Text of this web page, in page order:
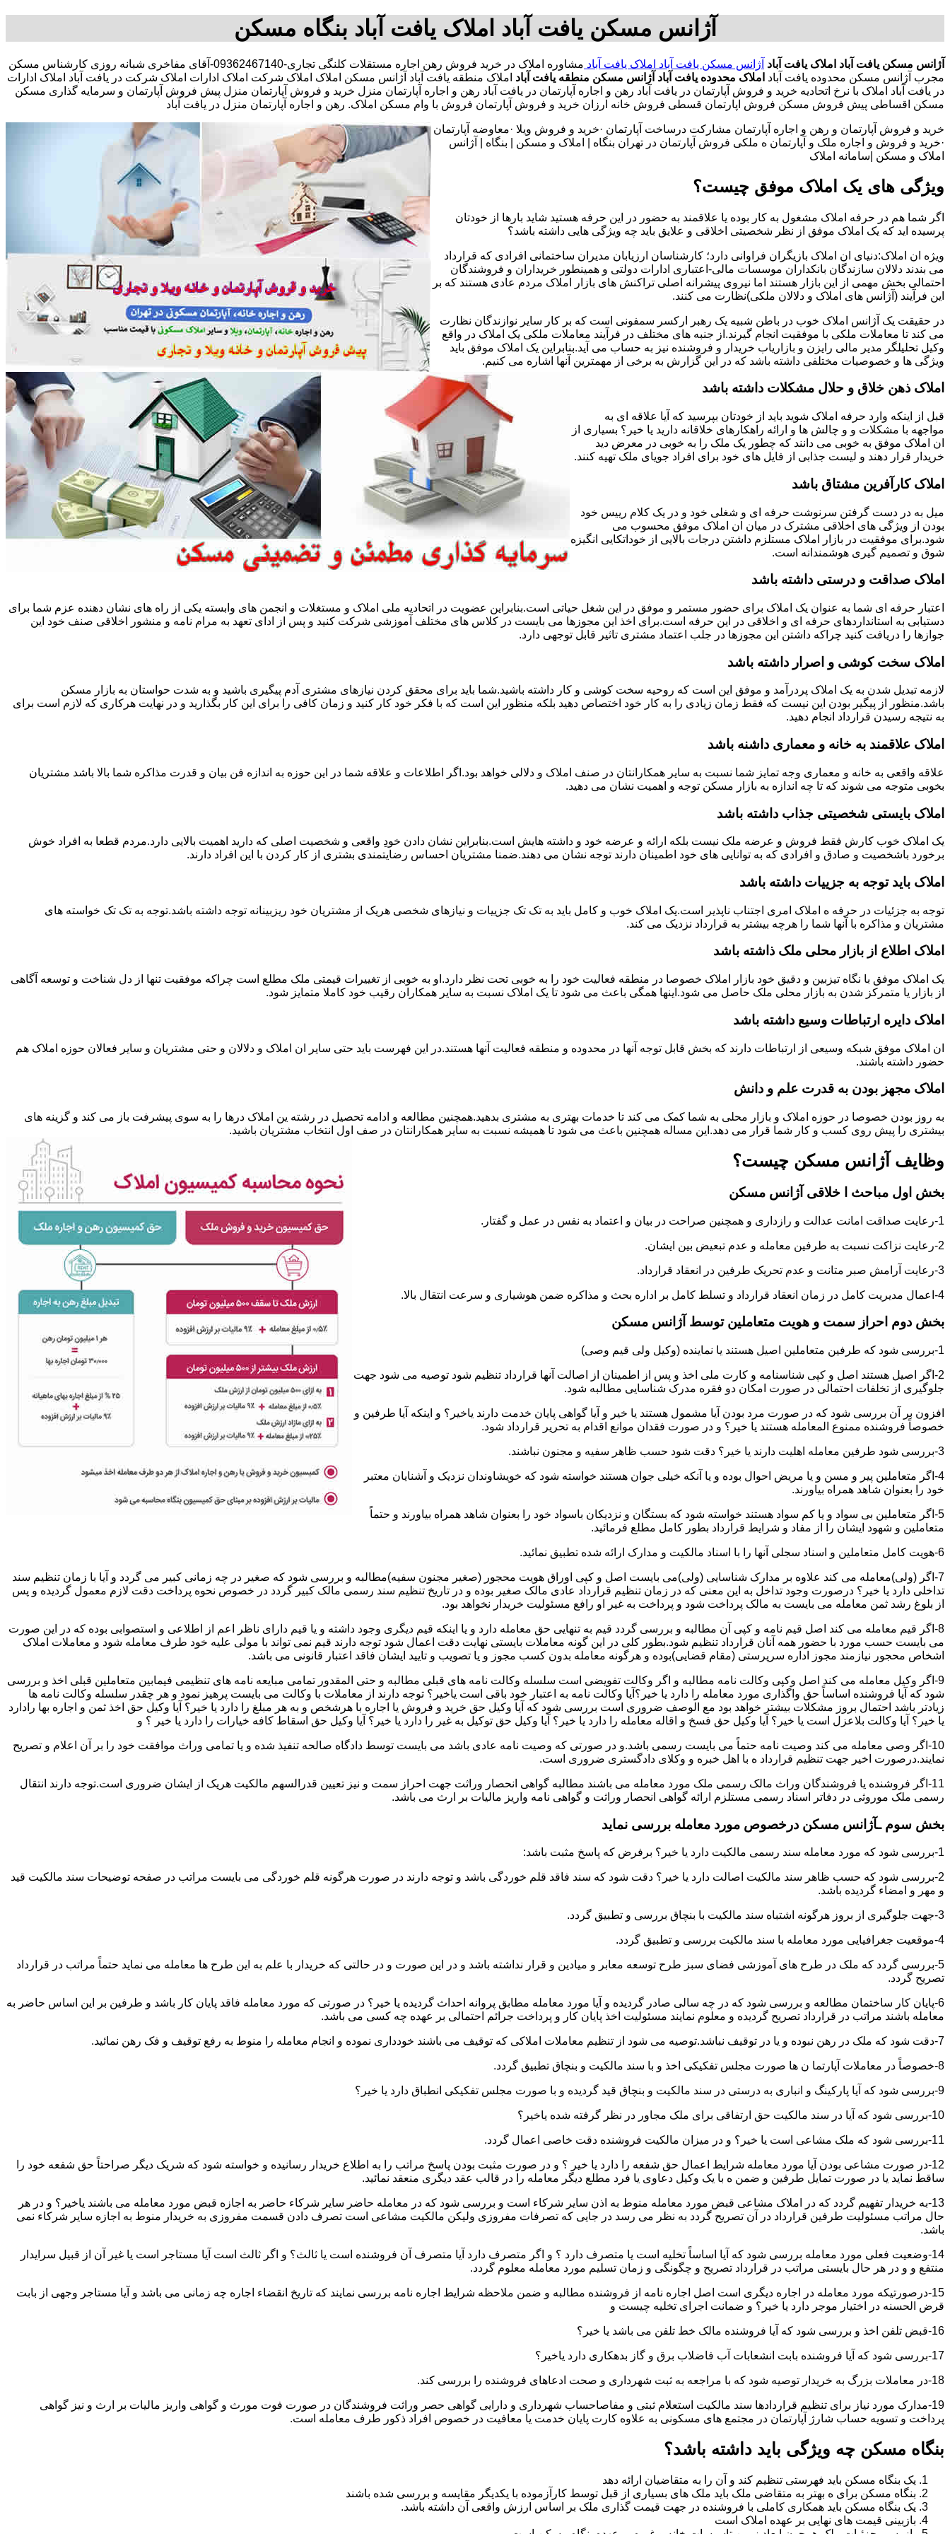
آژانس مسکن یافت آباد املاک یافت آباد بنگاه مسکن
آژانس مسکن یافت آباد املاک یافت آباد آژانس مسکن یافت آباد املاک یافت آباد
مشاوره املاک در خرید فروش رهن اجاره مستقلات کلنگی تجاری-09362467140-آقای مفاخری شبانه روزی کارشناس مسکن
مجرب آژانس مسکن محدوده یافت آباد املاک محدوده یافت آباد آژانس مسکن منطقه یافت آباد املاک منطقه یافت آباد آژانس مسکن املاک املاک شرکت املاک ادارات املاک شرکت در یافت آباد املاک ادارات
در یافت آباد املاک با نرخ اتحادیه خرید و فروش آپارتمان در یافت آباد رهن و اجاره آپارتمان در یافت آباد رهن و اجاره آپارتمان منزل خرید و فروش آپارتمان منزل پیش فروش آپارتمان و سرمایه گذاری مسکن
مسکن اقساطی پیش فروش مسکن فروش اپارتمان قسطی فروش خانه ارزان خرید و فروش آپارتمان فروش با وام مسکن املاک. رهن و اجاره آپارتمان منزل در یافت آباد
خرید و فروش آپارتمان و رهن و اجاره آپارتمان مشارکت درساخت آپارتمان ·خرید و فروش ویلا ·معاوضه آپارتمان
·خرید و فروش و اجاره ملک و آپارتمان ه ملکی فروش آپارتمان در تهران بنگاه | املاک و مسکن | بنگاه | آژانس
املاک و مسکن |سامانه املاک
ویژگی های یک املاک موفق چیست؟
اگر شما هم در حرفه املاک مشغول به کار بوده یا علاقمند به حضور در این حرفه هستید شاید بارها از خودتان
پرسیده اید که یک املاک موفق از نظر شخصیتی اخلاقی و علایق باید چه ویژگی هایی داشته باشد؟
ویژه ان املاک:دنیای ان املاک بازیگران فراوانی دارد؛ کارشناسان ارزیابان مدیران ساختمانی افرادی که قرارداد
می بندند دلالان سازندگان بانکداران موسسات مالی-اعتباری ادارات دولتی و همینطور خریداران و فروشندگان
احتمالی بخش مهمی از این بازار هستند اما نیروی پیشرانه اصلی تراکنش های بازار املاک مردم عادی هستند که بر
این فرآیند (آژانس های املاک و دلالان ملکی)نظارت می کنند.
در حقیقت یک آژانس املاک خوب در باطن شبیه یک رهبر ارکسر سمفونی است که بر کار سایر نوازندگان نظارت
می کند تا معاملات ملکی با موفقیت انجام گیرند.از جنبه های مختلف در فرآیند معاملات ملکی یک املاک در واقع
وکیل تحلیلگر مدیر مالی رایزن و بازاریاب خریدار و فروشنده نیز به حساب می آید.بنابراین یک املاک موفق باید
ویژگی ها و خصوصیات مختلفی داشته باشد که در این گزارش به برخی از مهمترین آنها اشاره می کنیم.
املاک ذهن خلاق و حلال مشکلات داشته باشد
قبل از اینکه وارد حرفه املاک شوید باید از خودتان بپرسید که آیا علاقه ای به
مواجهه با مشکلات و و چالش ها و ارائه راهکارهای خلاقانه دارید یا خیر؟ بسیاری از
ان املاک موفق به خوبی می دانند که چطور یک ملک را به خوبی در معرض دید
خریدار قرار دهند و لیست جذابی از فایل های خود برای افراد جویای ملک تهیه کنند.
املاک کارآفرین مشتاق باشد
میل به در دست گرفتن سرنوشت حرفه ای و شغلی خود و در یک کلام رییس خود
بودن از ویژگی های اخلاقی مشترک در میان ان املاک موفق محسوب می
شود.برای موفقیت در بازار املاک مستلزم داشتن درجات بالایی از خوداتکایی انگیزه
شوق و تصمیم گیری هوشمندانه است.
املاک صداقت و درستی داشته باشد
اعتبار حرفه ای شما به عنوان یک املاک برای حضور مستمر و موفق در این شغل حیاتی است.بنابراین عضویت در اتحادیه ملی املاک و مستغلات و انجمن های وابسته یکی از راه های نشان دهنده عزم شما برای
دستیابی به استانداردهای حرفه ای و اخلاقی در این حرفه است.برای اخذ این مجوزها می بایست در کلاس های مختلف آموزشی شرکت کنید و پس از ادای تعهد به مرام نامه و منشور اخلاقی صنف خود این
جوازها را دریافت کنید چراکه داشتن این مجوزها در جلب اعتماد مشتری تاثیر قابل توجهی دارد.
املاک سخت کوشی و اصرار داشته باشد
لازمه تبدیل شدن به یک املاک پردرآمد و موفق این است که روحیه سخت کوشی و کار داشته باشید.شما باید برای محقق کردن نیازهای مشتری آدم پیگیری باشید و به شدت حواستان به بازار مسکن
باشد.منظور از پیگیر بودن این نیست که فقط زمان زیادی را به کار خود اختصاص دهید بلکه منظور این است که با فکر خود کار کنید و زمان کافی را برای این کار بگذارید و در نهایت هرکاری که لازم است برای
به نتیجه رسیدن قرارداد انجام دهید.
املاک علاقمند به خانه و معماری داشنه باشد
علاقه واقعی به خانه و معماری وجه تمایز شما نسبت به سایر همکارانتان در صنف املاک و دلالی خواهد بود.اگر اطلاعات و علاقه شما در این حوزه به اندازه فن بیان و قدرت مذاکره شما بالا باشد مشتریان
بخوبی متوجه می شوند که تا چه اندازه به بازار مسکن توجه و اهمیت نشان می دهید.
املاک بایستی شخصیتی جذاب داشته باشد
یک املاک خوب کارش فقط فروش و عرضه ملک نیست بلکه ارائه و عرضه خود و داشته هایش است.بنابراین نشان دادن خودِ واقعی و شخصیت اصلی که دارید اهمیت بالایی دارد.مردم قطعا به افراد خوش
برخورد باشخصیت و صادق و افرادی که به توانایی های خود اطمینان دارند توجه نشان می دهند.ضمنا مشتریان احساس رضایتمندی بشتری از کار کردن با این افراد دارند.
املاک باید توجه به جزییات داشته باشد
توجه به جزئیات در حرفه ه املاک امری اجتناب ناپذیر است.یک املاک خوب و کامل باید به تک تک جزییات و نیازهای شخصی هریک از مشتریان خود ریزبینانه توجه داشته باشد.توجه به تک تک خواسته های
مشتریان و مذاکره با آنها شما را هرچه بیشتر به قرارداد نزدیک می کند.
املاک اطلاع از بازار محلی ملک ذاشته باشد
یک املاک موفق با نگاه تیزبین و دقیق خود بازار املاک خصوصا در منطقه فعالیت خود را به خوبی تحت نظر دارد.او به خوبی از تغییرات قیمتی ملک مطلع است چراکه موفقیت تنها از دل شناخت و توسعه آگاهی
از بازار یا متمرکز شدن به بازار محلی ملک حاصل می شود.اینها همگی باعث می شود تا یک املاک نسبت به سایر همکاران رقیب خود کاملا متمایز شود.
املاک دایره ارتباطات وسیع داشته باشد
ان املاک موفق شبکه وسیعی از ارتباطات دارند که بخش قابل توجه آنها در محدوده و منطقه فعالیت آنها هستند.در این فهرست باید حتی سایر ان املاک و دلالان و حتی مشتریان و سایر فعالان حوزه املاک هم
حضور داشته باشند.
املاک مجهز بودن به قدرت علم و دانش
به روز بودن خصوصا در حوزه املاک و بازار محلی به شما کمک می کند تا خدمات بهتری به مشتری بدهید.همچنین مطالعه و ادامه تحصیل در رشته ین املاک درها را به سوی پیشرفت باز می کند و گزینه های
بیشتری را پیش روی کسب و کار شما قرار می دهد.این مساله همچنین باعث می شود تا همیشه نسبت به سایر همکارانتان در صف اول انتخاب مشتریان باشید.
وظایف آژانس مسکن چیست؟
بخش اول مباحث ا خلاقی آژانس مسکن
1-رعایت صداقت امانت عدالت و رازداری و همچنین صراحت در بیان و اعتماد به نفس در عمل و گفتار.
2-رعایت نزاکت نسبت به طرفین معامله و عدم تبعیض بین ایشان.
3-رعایت آرامش صبر متانت و عدم تحریک طرفین در انعقاد قرارداد.
4-اعمال مدیریت کامل در زمان انعقاد قرارداد و تسلط کامل بر اداره بحث و مذاکره ضمن هوشیاری و سرعت انتقال بالا.
بخش دوم احراز سمت و هویت متعاملین توسط آژانس مسکن
1-بررسی شود که طرفین متعاملین اصیل هستند یا نماینده (وکیل ولی قیم وصی)
2-اگر اصیل هستند اصل و کپی شناسنامه و کارت ملی اخذ و پس از اطمینان از اصالت آنها قرارداد تنظیم شود توصیه می شود جهت
جلوگیری از تخلفات احتمالی در صورت امکان دو فقره مدرک شناسایی مطالبه شود.
افزون بر آن بررسی شود که در صورت مرد بودن آیا مشمول هستند یا خیر و آیا گواهی پایان خدمت دارند یاخیر؟ و اینکه آیا طرفین و
خصوصاً فروشنده ممنوع المعامله هستند یا خیر؟ و در صورت فقدان موانع اقدام به تحریر قرارداد شود.
3-بررسی شود طرفین معامله اهلیت دارند یا خیر؟ دقت شود حسب ظاهر سفیه و مجنون نباشند.
4-اگر متعاملین پیر و مسن و یا مریض احوال بوده و یا آنکه خیلی جوان هستند خواسته شود که خویشاوندان نزدیک و آشنایان معتبر
خود را بعنوان شاهد همراه بیاورند.
5-اگر متعاملین بی سواد و یا کم سواد هستند خواسته شود که بستگان و نزدیکان باسواد خود را بعنوان شاهد همراه بیاورند و حتماً
متعاملین و شهود ایشان را از مفاد و شرایط قرارداد بطور کامل مطلع فرمائید.
6-هویت کامل متعاملین و اسناد سجلی آنها را با اسناد مالکیت و مدارک ارائه شده تطبیق نمائید.
7-اگر (ولی)معامله می کند علاوه بر مدارک شناسایی (ولی)می بایست اصل و کپی اوراق هویت محجور (صغیر مجنون سفیه)مطالبه و بررسی شود که صغیر در چه زمانی کبیر می گردد و آیا با زمان تنظیم سند
تداخلی دارد یا خیر؟ درصورت وجود تداخل به این معنی که در زمان تنظیم قرارداد عادی مالک صغیر بوده و در تاریخ تنظیم سند رسمی مالک کبیر گردد در خصوص نحوه پرداخت دقت لازم معمول گردیده و پس
از بلوغ رشد ثمن معامله می بایست به مالک پرداخت شود و پرداخت به غیر او رافع مسئولیت خریدار نخواهد بود.
8-اگر قیم معامله می کند اصل قیم نامه و کپی آن مطالبه و بررسی گردد قیم به تنهایی حق معامله دارد و یا اینکه قیم دیگری وجود داشته و یا قیم دارای ناظر اعم از اطلاعی و استصوابی بوده که در این صورت
می بایست حسب مورد با حضور همه آنان قرارداد تنظیم شود.بطور کلی در این گونه معاملات بایستی نهایت دقت اعمال شود توجه دارند قیم نمی تواند با مولی علیه خود طرف معامله شود و معاملات املاک
اشخاص محجور نیازمند مجوز اداره سرپرستی (مقام قضایی)بوده و هرگونه معامله بدون کسب مجوز و یا تصویب و تایید ایشان فاقد اعتبار قانونی می باشد.
9-اگر وکیل معامله می کند اصل وکپی وکالت نامه مطالبه و اگر وکالت تفویضی است سلسله وکالت نامه های قبلی مطالبه و حتی المقدور تمامی مبایعه نامه های تنظیمی فیمابین متعاملین قبلی اخذ و بررسی
شود که آیا فروشنده اساساً حق واگذاری مورد معامله را دارد یا خیر؟آیا وکالت نامه به اعتبار خود باقی است یاخیر؟ توجه دارند از معاملات با وکالت می بایست پرهیز نمود و هر چقدر سلسله وکالت نامه ها
زیادتر باشد احتمال بروز مشکلات بیشتر خواهد بود مع الوصف ضروری است بررسی شود که آیا وکیل حق خرید و فروش یا اجاره با هرشخص و به هر مبلغ را دارد یا خیر؟ آیا وکیل حق اخذ ثمن و اجاره بها رادارد
یا خیر؟ آیا وکالت بلاعزل است یا خیر؟ آیا وکیل حق فسخ و اقاله معامله را دارد یا خیر؟ آیا وکیل حق توکیل به غیر را دارد یا خیر؟ آیا وکیل حق اسقاط کافه خیارات را دارد یا خیر ؟ و
10-اگر وصی معامله می کند وصیت نامه حتماً می بایست رسمی باشد.و در صورتی که وصیت نامه عادی باشد می بایست توسط دادگاه صالحه تنفیذ شده و یا تمامی وراث موافقت خود را بر آن اعلام و تصریح
نمایند.درصورت اخیر جهت تنظیم قرارداد ه با اهل خبره و وکلای دادگستری ضروری است.
11-اگر فروشنده یا فروشندگان وراث مالک رسمی ملک مورد معامله می باشند مطالبه گواهی انحصار وراثت جهت احراز سمت و نیز تعیین قدرالسهم مالکیت هریک از ایشان ضروری است.توجه دارند انتقال
رسمی ملک موروثی در دفاتر اسناد رسمی مستلزم ارائه گواهی انحصار وراثت و گواهی نامه واریز مالیات بر ارث می باشد.
بخش سوم ـآژانس مسکن درخصوص مورد معامله بررسی نماید
1-بررسی شود که مورد معامله سند رسمی مالکیت دارد یا خیر؟ برفرض که پاسخ مثبت باشد:
2-بررسی شود که حسب ظاهر سند مالکیت اصالت دارد یا خیر؟ دقت شود که سند فاقد قلم خوردگی باشد و توجه دارند در صورت هرگونه قلم خوردگی می بایست مراتب در صفحه توضیحات سند مالکیت قید
و مهر و امضاء گردیده باشد.
3-جهت جلوگیری از بروز هرگونه اشتباه سند مالکیت با بنچاق بررسی و تطبیق گردد.
4-موقعیت جغرافیایی مورد معامله با سند مالکیت بررسی و تطبیق گردد.
5-بررسی گردد که ملک در طرح های آموزشی فضای سبز طرح توسعه معابر و میادین و قرار نداشته باشد و در این صورت و در حالتی که خریدار با علم به این طرح ها معامله می نماید حتماً مراتب در قرارداد
تصریح گردد.
6-پایان کار ساختمان مطالعه و بررسی شود که در چه سالی صادر گردیده و آیا مورد معامله مطابق پروانه احداث گردیده یا خیر؟ در صورتی که مورد معامله فاقد پایان کار باشد و طرفین بر این اساس حاضر به
معامله باشند مراتب در قرارداد تصریح گردیده و معلوم نمایند مسئولیت اخذ پایان کار و پرداخت جرائم احتمالی بر عهده چه کسی می باشد.
7-دقت شود که ملک در رهن نبوده و یا در توقیف نباشد.توصیه می شود از تنظیم معاملات املاکی که توقیف می باشند خودداری نموده و انجام معامله را منوط به رفع توقیف و فک رهن نمائید.
8-خصوصاً در معاملات آپارتما ن ها صورت مجلس تفکیکی اخذ و با سند مالکیت و بنچاق تطبیق گردد.
9-بررسی شود که آیا پارکینگ و انباری به درستی در سند مالکیت و بنچاق قید گردیده و با صورت مجلس تفکیکی انطباق دارد یا خیر؟
10-بررسی شود که آیا در سند مالکیت حق ارتفاقی برای ملک مجاور در نظر گرفته شده یاخیر؟
11-بررسی شود که ملک مشاعی است یا خیر؟ و در میزان مالکیت فروشنده دقت خاصی اعمال گردد.
12-در صورت مشاعی بودن آیا مورد معامله شرایط اعمال حق شفعه را دارد یا خیر ؟ و در صورت مثبت بودن پاسخ مراتب را به اطلاع خریدار رسانیده و خواسته شود که شریک دیگر صراحتاً حق شفعه خود را
ساقط نماید یا در صورت تمایل طرفین و ضمن ه با یک وکیل دعاوی یا فرد مطلع دیگر معامله را در قالب عقد دیگری منعقد نمائید.
13-به خریدار تفهیم گردد که در املاک مشاعی قبض مورد معامله منوط به اذن سایر شرکاء است و بررسی شود که در معامله حاضر سایر شرکاء حاضر به اجازه قبض مورد معامله می باشند یاخیر؟ و در هر
حال مراتب مسئولیت طرفین قرارداد در آن تصریح گردد به نظر می رسد در جایی که تصرفات مفروزی ولیکن مالکیت مشاعی است تصرف دادن قسمت مفروزی به خریدار منوط به اجازه سایر شرکاء نمی
باشد.
14-وضعیت فعلی مورد معامله بررسی شود که آیا اساساً تخلیه است یا متصرف دارد ؟ و اگر متصرف دارد آیا متصرف آن فروشنده است یا ثالث؟ و اگر ثالث است آیا مستاجر است یا غیر آن از قبیل سرایدار
منتفع و و در هر حال بایستی مراتب در قرارداد تصریح و چگونگی و زمان تسلیم مورد معامله معلوم گردد.
15-درصورتیکه مورد معامله در اجاره دیگری است اصل اجاره نامه از فروشنده مطالبه و ضمن ملاحظه شرایط اجاره نامه بررسی نمایند که تاریخ انقضاء اجاره چه زمانی می باشد و آیا مستاجر وجهی از بابت
قرض الحسنه در اختیار موجر دارد یا خیر؟ و ضمانت اجرای تخلیه چیست و
16-قبض تلفن اخذ و بررسی شود که آیا فروشنده مالک خط تلفن می باشد یا خیر؟
17-بررسی شود که آیا فروشنده بابت انشعابات آب فاضلاب برق و گاز بدهکاری دارد یاخیر؟
18-در معاملات بزرگ به خریدار توصیه شود که با مراجعه به ثبت شهرداری و صحت ادعاهای فروشنده را بررسی کند.
19-مدارک مورد نیاز برای تنظیم قراردادها سند مالکیت استعلام ثبتی و مفاصاحساب شهرداری و دارایی گواهی حصر وراثت فروشندگان در صورت فوت مورث و گواهی واریز مالیات بر ارث و نیز گواهی
پرداخت و تسویه حساب شارژ آپارتمان در مجتمع های مسکونی به علاوه کارت پایان خدمت یا معافیت در خصوص افراد ذکور طرف معامله است.
بنگاه مسکن چه ویژگی باید داشته باشد؟
یک بنگاه مسکن باید فهرستی تنظیم کند و آن را به متقاضیان ارائه دهد
بنگاه مسکن برای ه بهتر به متقاضی ملک باید ملک های بسیاری از قبل توسط کارآزموده با یکدیگر مقایسه و بررسی شده باشند
یک بنگاه مسکن باید همکاری کاملی با فروشنده در جهت قیمت گذاری ملک بر اساس ارزش واقعی آن داشته باشد.
بازبینی قیمت های نهایی بر عهده املاک است